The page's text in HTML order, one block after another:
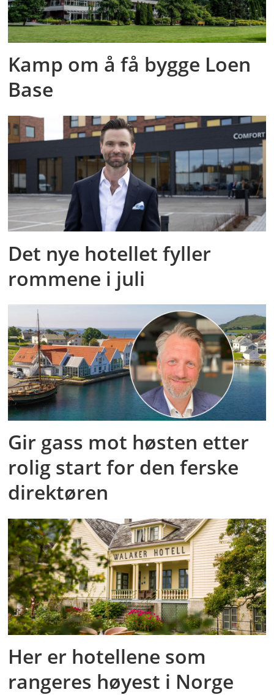
Kamp om å få bygge Loen
Base
Det nye hotellet fyller
rommene i juli
Gir gass mot høsten etter
rolig start for den ferske
direktøren
Her er hotellene som
rangeres høyest i Norge